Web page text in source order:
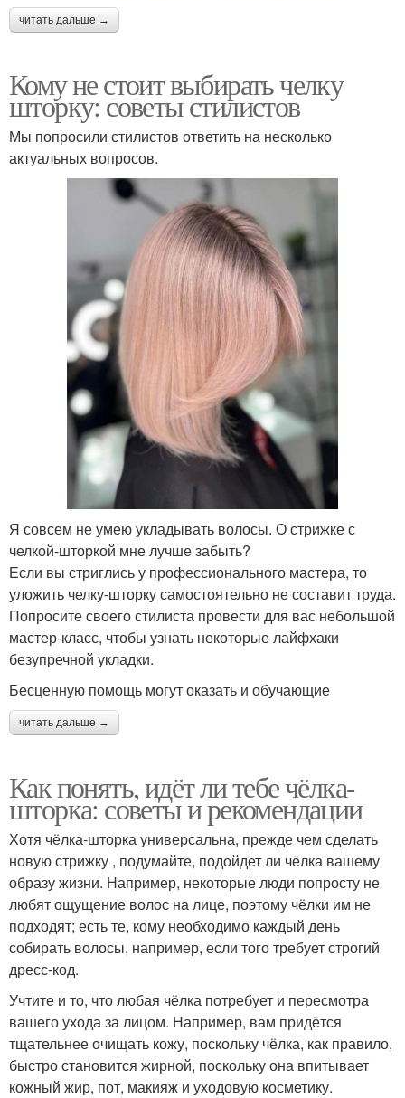
читать дальше →
Кому не стоит выбирать челку
шторку: советы стилистов
Мы попросили стилистов ответить на несколько
актуальных вопросов.
Я совсем не умею укладывать волосы. О стрижке с
челкой-шторкой мне лучше забыть?
Если вы стриглись у профессионального мастера, то
уложить челку-шторку самостоятельно не составит труда.
Попросите своего стилиста провести для вас небольшой
мастер-класс, чтобы узнать некоторые лайфхаки
безупречной укладки.
Бесценную помощь могут оказать и обучающие
читать дальше →
Как понять, идёт ли тебе чёлка-
шторка: советы и рекомендации
Хотя чёлка-шторка универсальна, прежде чем сделать
новую стрижку , подумайте, подойдет ли чёлка вашему
образу жизни. Например, некоторые люди попросту не
любят ощущение волос на лице, поэтому чёлки им не
подходят; есть те, кому необходимо каждый день
собирать волосы, например, если того требует строгий
дресс-код.
Учтите и то, что любая чёлка потребует и пересмотра
вашего ухода за лицом. Например, вам придётся
тщательнее очищать кожу, поскольку чёлка, как правило,
быстро становится жирной, поскольку она впитывает
кожный жир, пот, макияж и уходовую косметику.